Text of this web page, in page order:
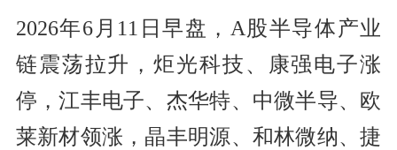
2026年6月11日早盘，A股半导体产业
链震荡拉升，炬光科技、康强电子涨
停，江丰电子、杰华特、中微半导、欧
莱新材领涨，晶丰明源、和林微纳、捷